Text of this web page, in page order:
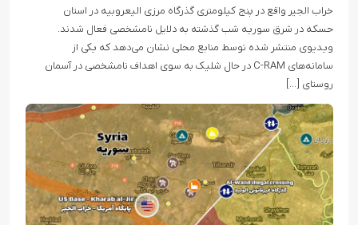
خراب الجیر واقع در پنج کیلومتری گذرگاه مرزی الیعروبیه در استان
حسکه در شرق سوریه شب گذشته به دلایل نامشخصی فعال شدند.
ویدیوی منتشر شده توسط منابع محلی نشان می‌دهد که یکی از
سامانه‌های C-RAM در حال شلیک به سوی اهداف نامشخصی در آسمان
روستای […]